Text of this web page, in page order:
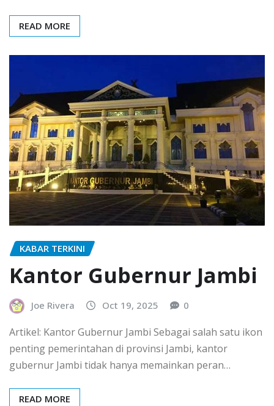
READ MORE
KABAR TERKINI
Kantor Gubernur Jambi
Joe Rivera Oct 19, 2025 0
Artikel: Kantor Gubernur Jambi Sebagai salah satu ikon
penting pemerintahan di provinsi Jambi, kantor
gubernur Jambi tidak hanya memainkan peran…
READ MORE